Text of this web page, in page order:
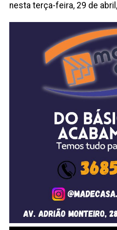
nesta terça-feira, 29 de